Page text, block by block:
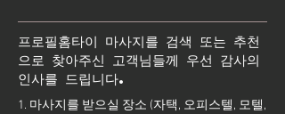
프로필홈타이 마사지를 검색 또는 추천
으로 찾아주신 고객님들께 우선 감사의
인사를 드립니다.
1. 마사지를 받으실 장소 (자택, 오피스텔, 모텔,